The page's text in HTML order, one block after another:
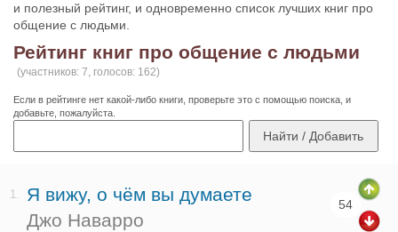
и полезный рейтинг, и одновременно список лучших книг про
общение с людьми.
Рейтинг книг про общение с людьми
(участников: 7, голосов: 162)
Если в рейтинге нет какой-либо книги, проверьте это с помощью поиска, и
добавьте, пожалуйста.
1.
Я вижу, о чём вы думаете
Джо Наварро
54